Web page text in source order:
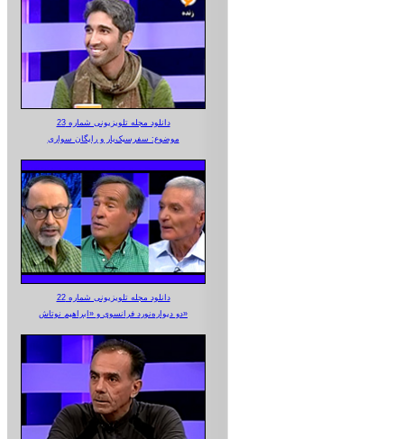
دانلود مجله تلویزیونی شماره 23
موضوع: سفرسبک‌بار و رایگان سواری
دانلود مجله تلویزیونی شماره 22
دو دیواره‌نورد فرانسوی و «ابراهیم نوتاش»